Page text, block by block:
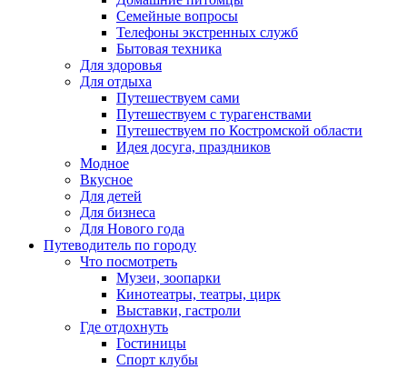
Семейные вопросы
Телефоны экстренных служб
Бытовая техника
Для здоровья
Для отдыха
Путешествуем сами
Путешествуем с турагенствами
Путешествуем по Костромской области
Идея досуга, праздников
Модное
Вкусное
Для детей
Для бизнеса
Для Нового года
Путеводитель по городу
Что посмотреть
Музеи, зоопарки
Кинотеатры, театры, цирк
Выставки, гастроли
Где отдохнуть
Гостиницы
Спорт клубы